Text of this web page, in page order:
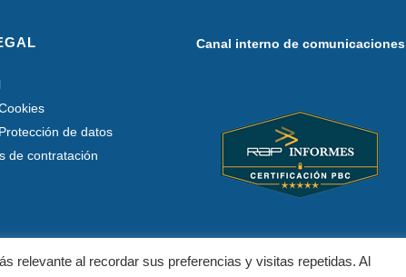
de datos
de contratación
Canal interno de comunicaciones
relevante al recordar sus preferencias y visitas repetidas. Al